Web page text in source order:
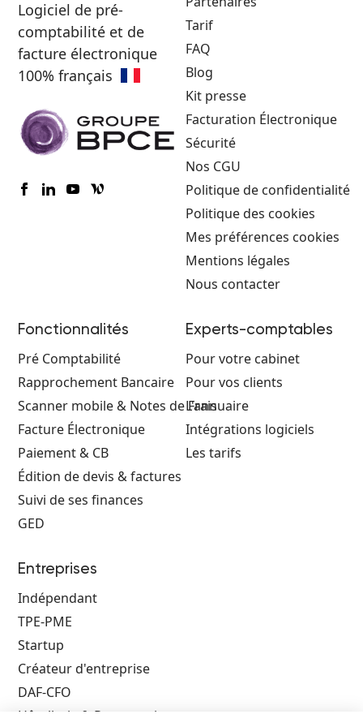
gestion de trésorerie et le rapprochement
bancaire.
Logiciel de pré-
comptabilité et de
facture électronique
100% français
Tarif
FAQ
Blog
Kit presse
Facturation Électronique
Sécurité
Nos CGU
Politique de confidentialité
Politique des cookies
Mes préférences cookies
Mentions légales
Nous contacter
Fonctionnalités
Pré Comptabilité
Rapprochement Bancaire
Scanner mobile & Notes de Frais
Facture Électronique
Paiement & CB
Édition de devis & factures
Suivi de ses finances
GED
Experts-comptables
Pour votre cabinet
Pour vos clients
L'annuaire
Intégrations logiciels
Les tarifs
Entreprises
Indépendant
TPE-PME
Startup
Créateur d'entreprise
DAF-CFO
Hôtellerie & Restauration